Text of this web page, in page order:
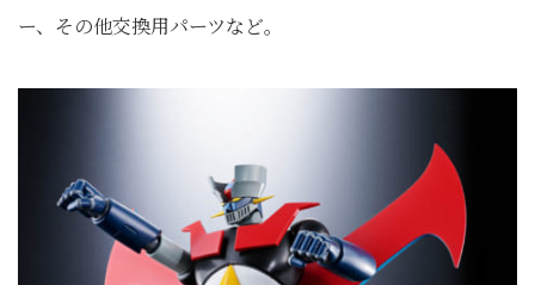
ー、その他交換用パーツなど。